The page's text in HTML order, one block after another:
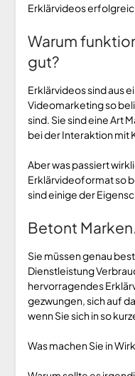
Erklärvideos
Warum
gut?
Erklärvideos sind aus
Videomarketing so
sind. Sie sind eine Art
bei der Interaktion mit
Aber was passiert
Erklärvideoformat so
sind einige der
Betont Marken.
Sie müssen genau
Dienstleistung
hervorragendes
gezwungen, sich auf
wenn Sie sich in so
Was machen Sie in